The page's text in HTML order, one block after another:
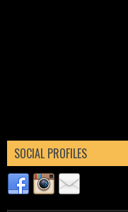
SOCIAL PROFILES